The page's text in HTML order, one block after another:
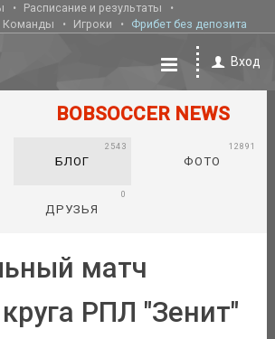
Расписание и результаты
Команды Игроки Фрибет без депозита
Вход
BOBSOCCER NEWS
БЛОГ
2543
ФОТО
12891
ДРУЗЬЯ
0
матч
РПЛ "Зенит"